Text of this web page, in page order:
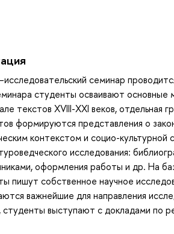
семинар
студенты осваивают основные
текстов XVIII-ХХI веков, отдельная
формируются представления о
контекстом и социо-
исследования:
оформления работы и др. На
пишут собственное научное
важнейшие для направления
студенты выступают с докладами по